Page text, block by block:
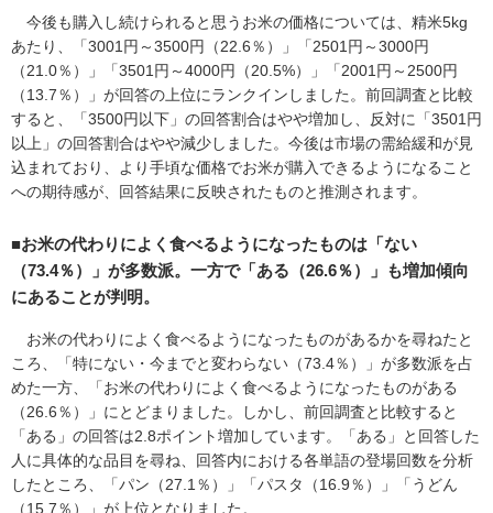
今後も購入し続けられると思うお米の価格については、精米5kg
あたり、「3001円～3500円（22.6％）」「2501円～3000円
（21.0％）」「3501円～4000円（20.5%）」「2001円～2500円
（13.7％）」が回答の上位にランクインしました。前回調査と比較
すると、「3500円以下」の回答割合はやや増加し、反対に「3501円
以上」の回答割合はやや減少しました。今後は市場の需給緩和が見
込まれており、より手頃な価格でお米が購入できるようになること
への期待感が、回答結果に反映されたものと推測されます。
■お米の代わりによく食べるようになったものは「ない
（73.4％）」が多数派。一方で「ある（26.6％）」も増加傾向
にあることが判明。
お米の代わりによく食べるようになったものがあるかを尋ねたと
ころ、「特にない・今までと変わらない（73.4％）」が多数派を占
めた一方、「お米の代わりによく食べるようになったものがある
（26.6％）」にとどまりました。しかし、前回調査と比較すると
「ある」の回答は2.8ポイント増加しています。「ある」と回答した
人に具体的な品目を尋ね、回答内における各単語の登場回数を分析
したところ、「パン（27.1％）」「パスタ（16.9％）」「うどん
（15.7％）」が上位となりました。